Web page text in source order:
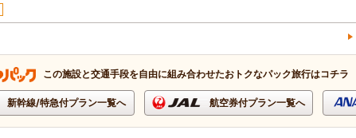
この施設と交通手段を自由に組み合わせたおトクなパック旅行はコチラ
新幹線/特急付プラン一覧へ 航空券付プラン一覧へ